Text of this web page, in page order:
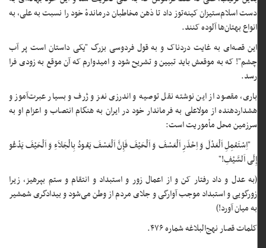
دست اسلام‌ستیزان کینه‌توز داد تا ذهن مخاطبان درماندهٔ خود را نسبت به علی، به
انواع بهتان‌ها آلوده کنند.
این قصه‌ای به غایت دردناک و به قول فردوسی بزرگ "یکی داستان است پر آب
چشم"! که به موقعش باید تبیین و تشریح شود و امیدوارم که آن موقع به زودی فرا
رسد.
باری، مقصود از این نوشته نقل توصیه و اندرزی نغز و ژرف و بسیار عبرت‌آموز و
هشداردهنده از مولاعلی به فرماندار خود در ایران به هنگام انتصاب و اعزام او به
سرزمین محل مأموریت است:
"اِسْتَعْمِلِ اَلْعَدْلَ وَ اِحْذَرِ اَلْعَسْفَ وَ اَلْحَیْفَ فَإِنَّ اَلْعَسْفَ یَعُودُ بِالْجَلاَءِ وَ اَلْحَیْفَ یَدْعُو
إِلَی اَلسَّیْفِ!"
(به عدل و داد رفتار کن و از اعمال زور و استبداد و انتقام و ستم بپرهیز، زیرا
زورگویی و استبداد موجب آوارگی و جلای مردم از وطن می‌شود و بیدادگری شمشیر
به میان آورد!)
کلمات قصار نهج‌البلاغه شماره ۴۷۶.